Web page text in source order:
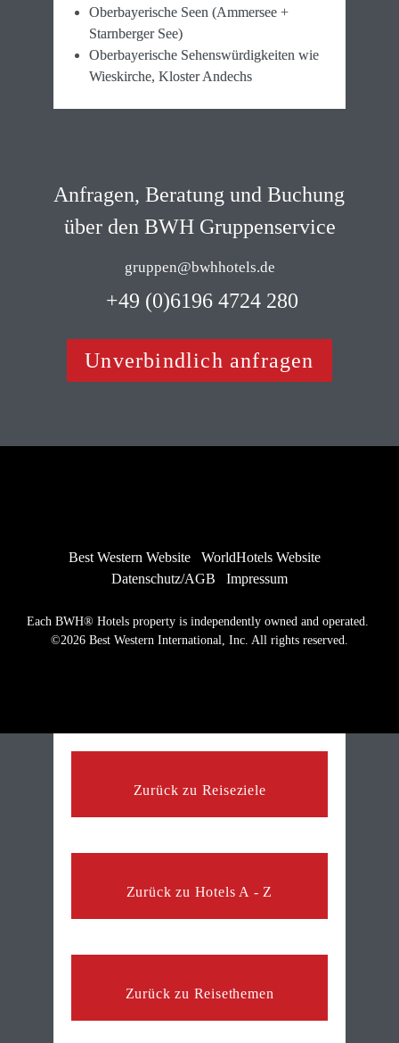
Zurück zu Reiseziele
Zurück zu Hotels A - Z
Zurück zu Reisethemen
Oberbayerische Seen (Ammersee +
Starnberger See)
Oberbayerische Sehenswürdigkeiten wie
Wieskirche, Kloster Andechs
Anfragen, Beratung und Buchung
über den BWH Gruppenservice
gruppen@bwhhotels.de
+49 (0)6196 4724 280
Unverbindlich anfragen
Best Western Website
WorldHotels Website
Datenschutz/AGB
Impressum
Each BWH® Hotels property is independently owned and operated.
©2026 Best Western International, Inc. All rights reserved.